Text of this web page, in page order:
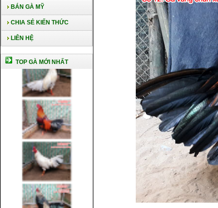
BÁN GÀ MỸ
CHIA SẺ KIẾN THỨC
LIÊN HỆ
TOP GÀ MỚI NHẤT
Cách nuôi gà chế độ đá c1
Cách nuôi gà đông tảo thuần
chủng
Kỹ thuật nuôi gà con mới nở
Hướng dẫn nuôi gà đá